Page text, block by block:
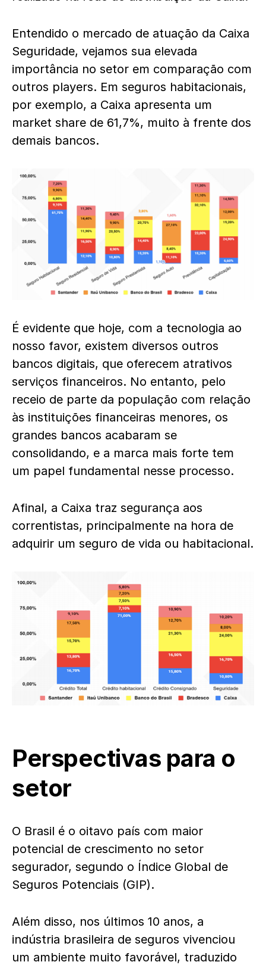
Entendido o mercado de atuação da Caixa
Seguridade, vejamos sua elevada
importância no setor em comparação com
outros players. Em seguros habitacionais,
por exemplo, a Caixa apresenta um
market share de 61,7%, muito à frente dos
demais bancos.
É evidente que hoje, com a tecnologia ao
nosso favor, existem diversos outros
bancos digitais, que oferecem atrativos
serviços financeiros. No entanto, pelo
receio de parte da população com relação
às instituições financeiras menores, os
grandes bancos acabaram se
consolidando, e a marca mais forte tem
um papel fundamental nesse processo.
Afinal, a Caixa traz segurança aos
correntistas, principalmente na hora de
adquirir um seguro de vida ou habitacional.
Perspectivas para o
setor
O Brasil é o oitavo país com maior
potencial de crescimento no setor
segurador, segundo o Índice Global de
Seguros Potenciais (GIP).
Além disso, nos últimos 10 anos, a
indústria brasileira de seguros vivenciou
um ambiente muito favorável, traduzido